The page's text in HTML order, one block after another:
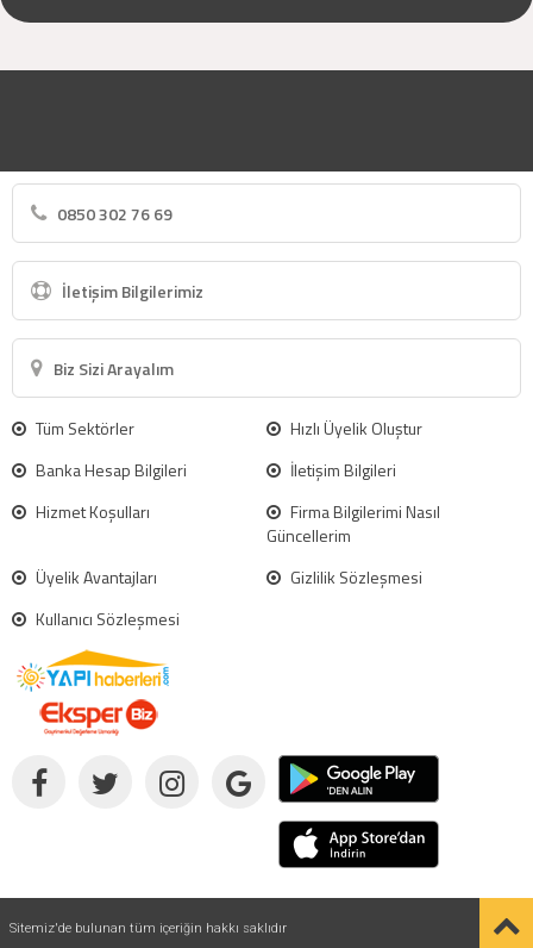
0850 302 76 69
İletişim Bilgilerimiz
Biz Sizi Arayalım
Tüm Sektörler
Hızlı Üyelik Oluştur
Banka Hesap Bilgileri
İletişim Bilgileri
Hizmet Koşulları
Firma Bilgilerimi Nasıl
Güncellerim
Üyelik Avantajları
Gizlilik Sözleşmesi
Kullanıcı Sözleşmesi
Sitemiz'de bulunan tüm içeriğin hakkı saklıdır